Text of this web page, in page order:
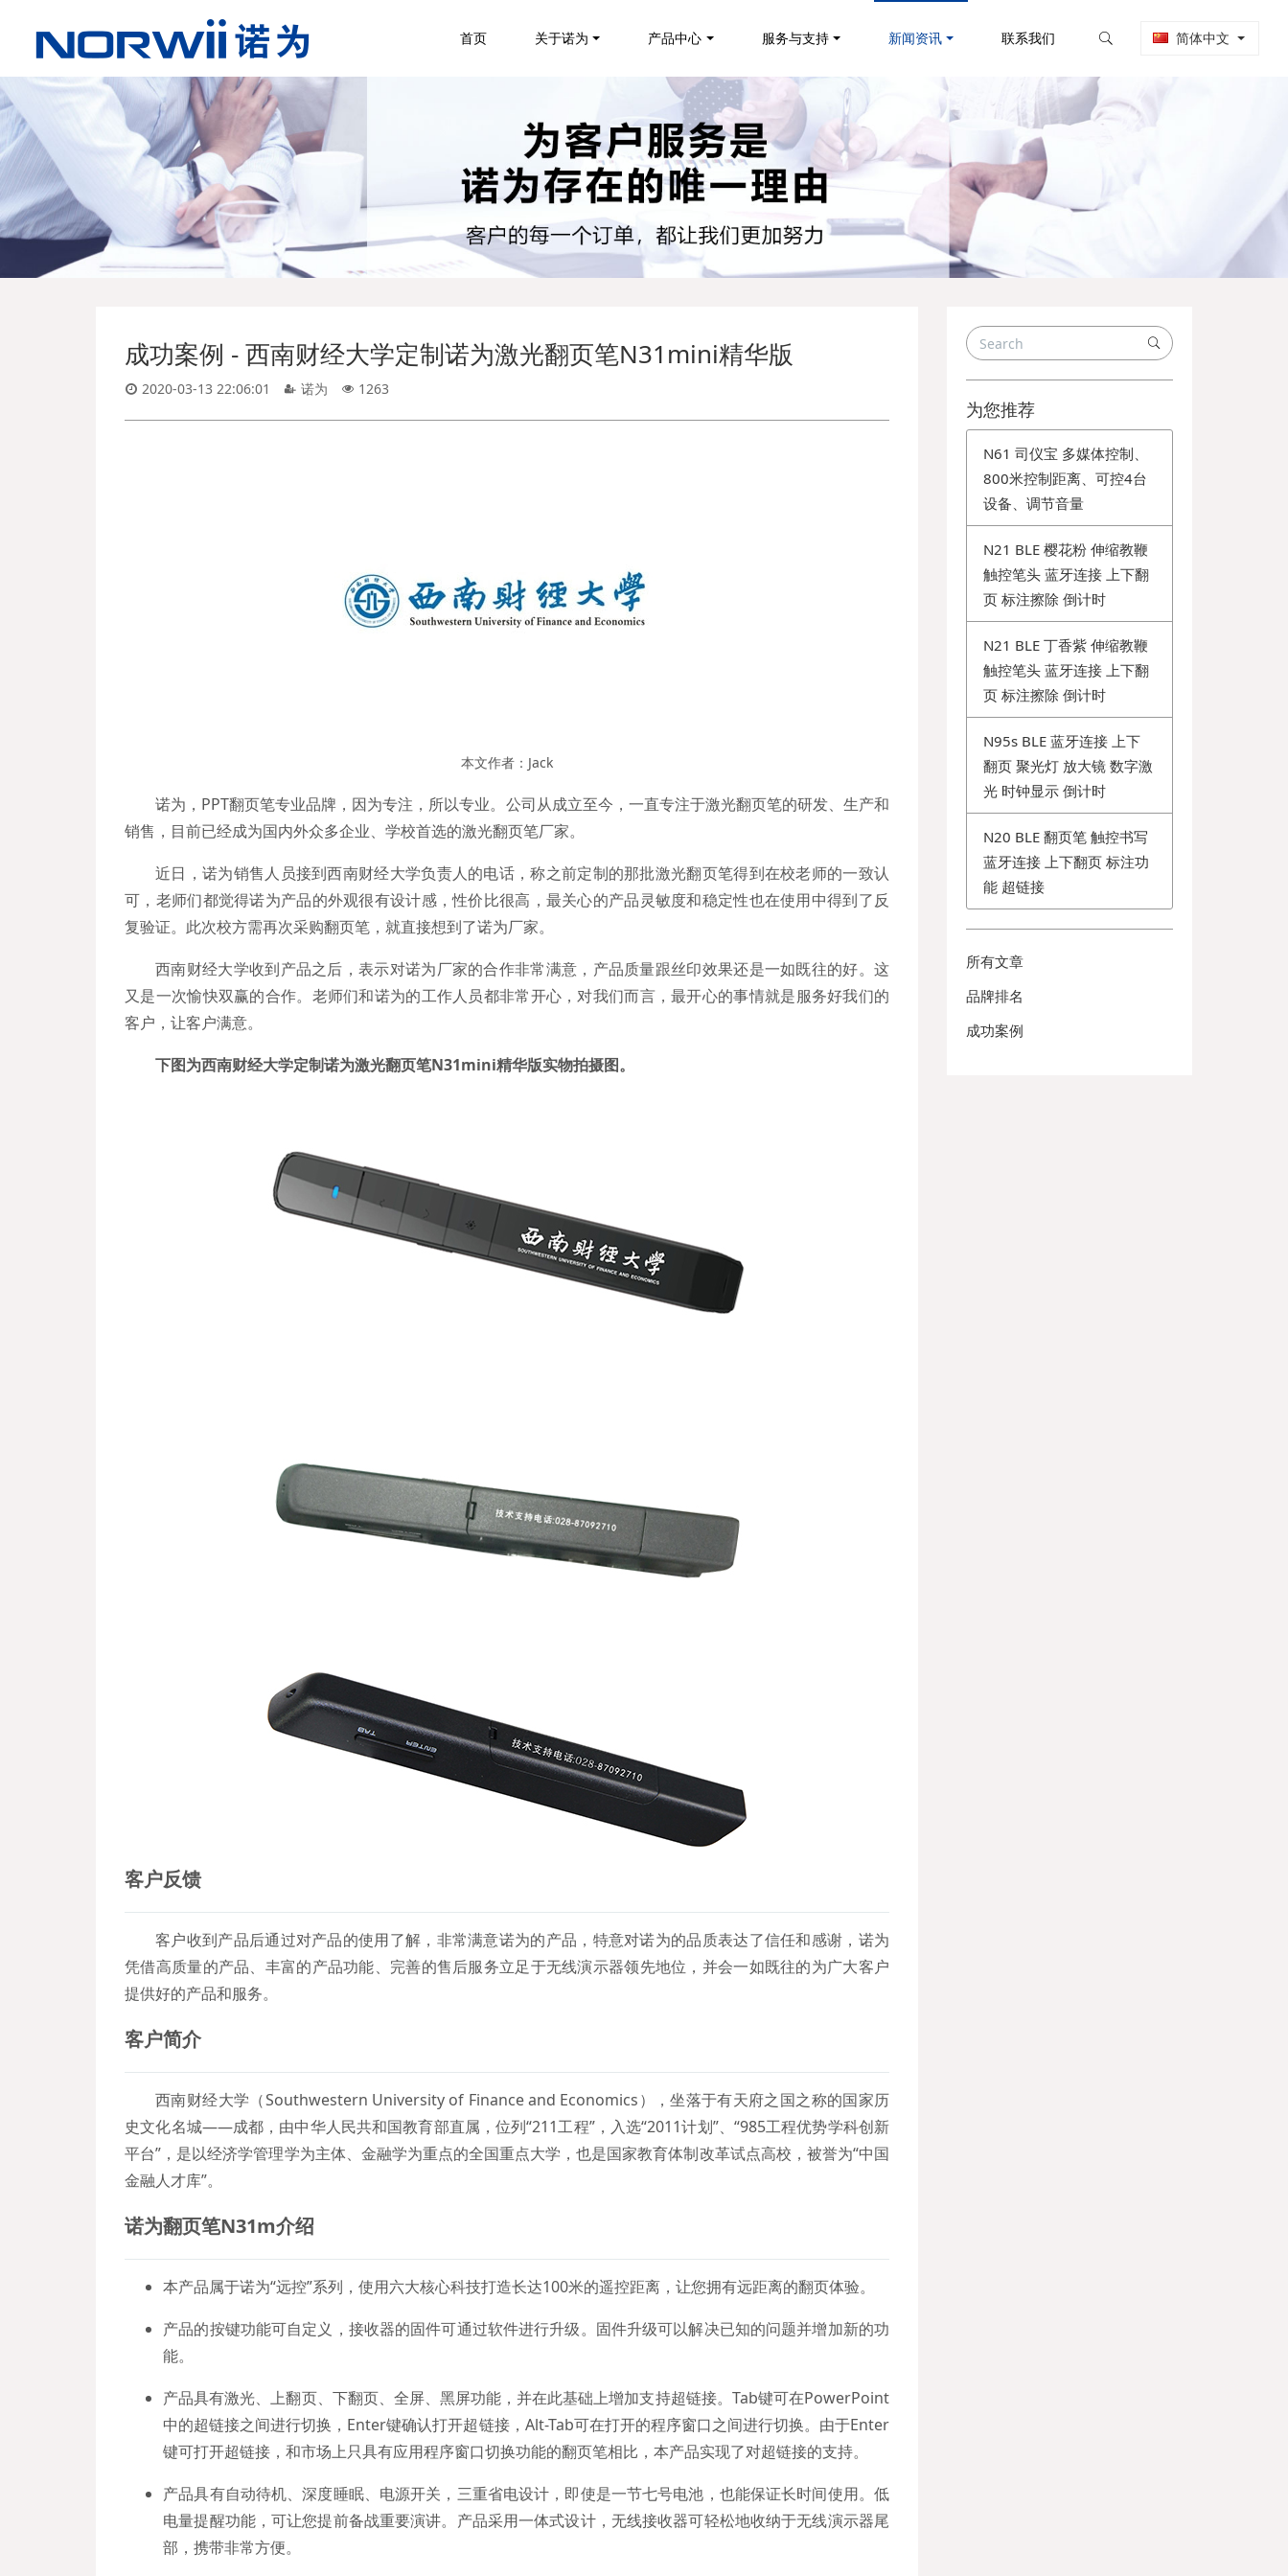
简体中文
首页 关于诺为 产品中心 服务与支持 新闻资讯 联系我们
成功案例 - 西南财经大学定制诺为激光翻页笔N31mini精华版
2020-03-13 22:06:01 诺为 1263
本文作者：Jack
诺为，PPT翻页笔专业品牌，因为专注，所以专业。公司从成立至今，一直专注于激光翻页笔的研发、生产和
销售，目前已经成为国内外众多企业、学校首选的激光翻页笔厂家。
近日，诺为销售人员接到西南财经大学负责人的电话，称之前定制的那批激光翻页笔得到在校老师的一致认
可，老师们都觉得诺为产品的外观很有设计感，性价比很高，最关心的产品灵敏度和稳定性也在使用中得到了反
复验证。此次校方需再次采购翻页笔，就直接想到了诺为厂家。
西南财经大学收到产品之后，表示对诺为厂家的合作非常满意，产品质量跟丝印效果还是一如既往的好。这
又是一次愉快双赢的合作。老师们和诺为的工作人员都非常开心，对我们而言，最开心的事情就是服务好我们的
客户，让客户满意。
下图为西南财经大学定制诺为激光翻页笔N31mini精华版实物拍摄图。
客户反馈
客户收到产品后通过对产品的使用了解，非常满意诺为的产品，特意对诺为的品质表达了信任和感谢，诺为
凭借高质量的产品、丰富的产品功能、完善的售后服务立足于无线演示器领先地位，并会一如既往的为广大客户
提供好的产品和服务。
客户简介
西南财经大学（Southwestern University of Finance and Economics），坐落于有天府之国之称的国家历
史文化名城——成都，由中华人民共和国教育部直属，位列“211工程”，入选“2011计划”、“985工程优势学科创新
平台”，是以经济学管理学为主体、金融学为重点的全国重点大学，也是国家教育体制改革试点高校，被誉为“中国
金融人才库”。
诺为翻页笔N31m介绍
本产品属于诺为“远控”系列，使用六大核心科技打造长达100米的遥控距离，让您拥有远距离的翻页体验。
产品的按键功能可自定义，接收器的固件可通过软件进行升级。固件升级可以解决已知的问题并增加新的功
能。
产品具有激光、上翻页、下翻页、全屏、黑屏功能，并在此基础上增加支持超链接。Tab键可在PowerPoint
中的超链接之间进行切换，Enter键确认打开超链接，Alt-Tab可在打开的程序窗口之间进行切换。由于Enter
键可打开超链接，和市场上只具有应用程序窗口切换功能的翻页笔相比，本产品实现了对超链接的支持。
产品具有自动待机、深度睡眠、电源开关，三重省电设计，即使是一节七号电池，也能保证长时间使用。低
电量提醒功能，可让您提前备战重要演讲。产品采用一体式设计，无线接收器可轻松地收纳于无线演示器尾
部，携带非常方便。
为您推荐
N61 司仪宝 多媒体控制、
800米控制距离、可控4台
设备、调节音量
N21 BLE 樱花粉 伸缩教鞭
触控笔头 蓝牙连接 上下翻
页 标注擦除 倒计时
N21 BLE 丁香紫 伸缩教鞭
触控笔头 蓝牙连接 上下翻
页 标注擦除 倒计时
N95s BLE 蓝牙连接 上下
翻页 聚光灯 放大镜 数字激
光 时钟显示 倒计时
N20 BLE 翻页笔 触控书写
蓝牙连接 上下翻页 标注功
能 超链接
所有文章
品牌排名
成功案例